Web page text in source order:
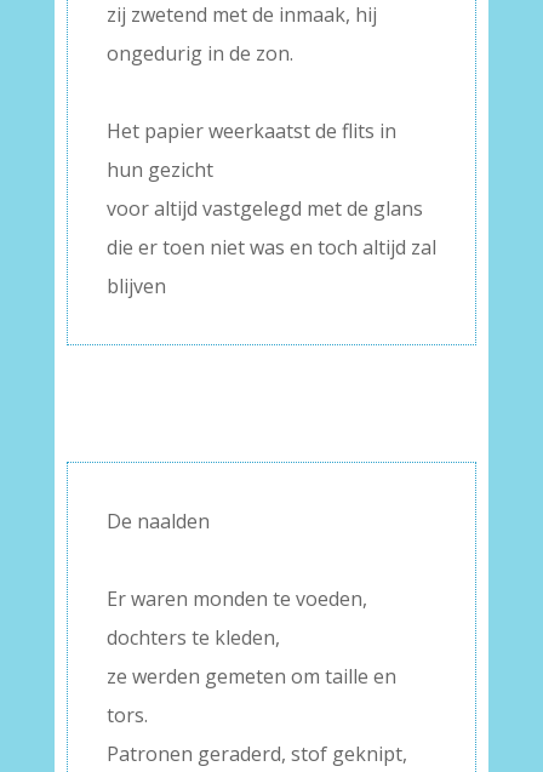
zij zwetend met de inmaak, hij
ongedurig in de zon.
Het papier weerkaatst de flits in
hun gezicht
voor altijd vastgelegd met de glans
die er toen niet was en toch altijd zal
blijven
De naalden
Er waren monden te voeden,
dochters te kleden,
ze werden gemeten om taille en
tors.
Patronen geraderd, stof geknipt,